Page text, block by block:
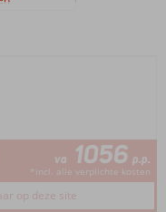
va 1056 p.p.
*incl. alle verplichte kosten
op deze site